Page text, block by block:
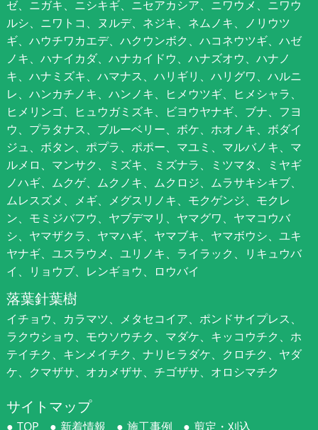
ゼ、ニガキ、ニシキギ、ニセアカシア、ニワウメ、ニワウ
ルシ、ニワトコ、ヌルデ、ネジキ、ネムノキ、ノリウツ
ギ、ハウチワカエデ、ハクウンボク、ハコネウツギ、ハゼ
ノキ、ハナイカダ、ハナカイドウ、ハナズオウ、ハナノ
キ、ハナミズキ、ハマナス、ハリギリ、ハリグワ、ハルニ
レ、ハンカチノキ、ハンノキ、ヒメウツギ、ヒメシャラ、
ヒメリンゴ、ヒュウガミズキ、ビヨウヤナギ、ブナ、フヨ
ウ、プラタナス、ブルーベリー、ボケ、ホオノキ、ボダイ
ジュ、ボタン、ポプラ、ポポー、マユミ、マルバノキ、マ
ルメロ、マンサク、ミズキ、ミズナラ、ミツマタ、ミヤギ
ノハギ、ムクゲ、ムクノキ、ムクロジ、ムラサキシキブ、
ムレスズメ、メギ、メグスリノキ、モクゲンジ、モクレ
ン、モミジバフウ、ヤブデマリ、ヤマグワ、ヤマコウバ
シ、ヤマザクラ、ヤマハギ、ヤマブキ、ヤマボウシ、ユキ
ヤナギ、ユスラウメ、ユリノキ、ライラック、リキュウバ
イ、リョウブ、レンギョウ、ロウバイ
落葉針葉樹
イチョウ、カラマツ、メタセコイア、ポンドサイプレス、
ラクウショウ、モウソウチク、マダケ、キッコウチク、ホ
テイチク、キンメイチク、ナリヒラダケ、クロチク、ヤダ
ケ、クマザサ、オカメザサ、チゴザサ、オロシマチク
サイトマップ
TOP 新着情報 施工事例 剪定・刈込